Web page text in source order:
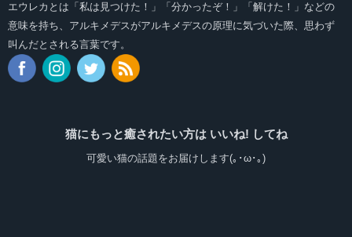
エウレカとは「私は見つけた！」「分かったぞ！」「解けた！」などの
意味を持ち、アルキメデスがアルキメデスの原理に気づいた際、思わず
叫んだとされる言葉です。
猫にもっと癒されたい方は いいね! してね
可愛い猫の話題をお届けします(｡･ω･｡)